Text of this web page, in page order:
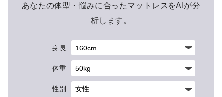
あなたの体型・悩みに合ったマットレスをAIが分
析します。
身長
体重
性別